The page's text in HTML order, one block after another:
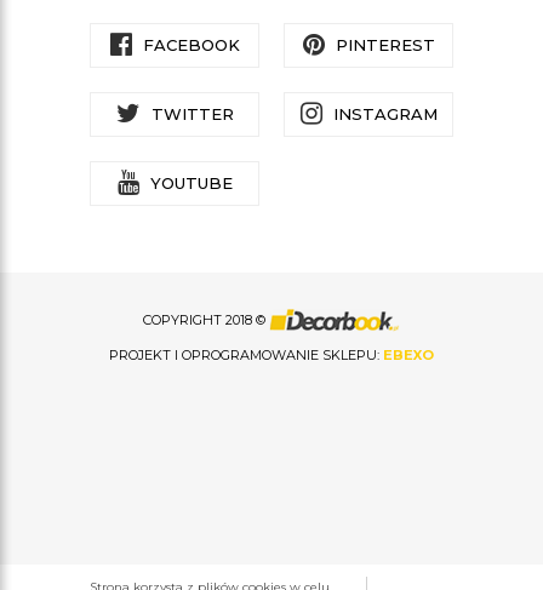
FACEBOOK PINTEREST
TWITTER INSTAGRAM
YOUTUBE
COPYRIGHT 2018 ©
PROJEKT I OPROGRAMOWANIE SKLEPU: EBEXO